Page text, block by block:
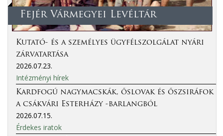
Fejér Vármegyei Levéltár
Kutató- és a személyes ügyfélszolgálat nyári
zárvatartása
2026.07.23.
Intézményi hírek
Kardfogú nagymacskák, őslovak és őszsiráfok
a csákvári Esterházy -barlangból
2026.07.15.
Érdekes iratok